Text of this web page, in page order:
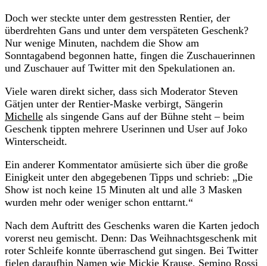
Doch wer steckte unter dem gestressten Rentier, der
überdrehten Gans und unter dem verspäteten Geschenk?
Nur wenige Minuten, nachdem die Show am
Sonntagabend begonnen hatte, fingen die Zuschauerinnen
und Zuschauer auf Twitter mit den Spekulationen an.
Viele waren direkt sicher, dass sich Moderator Steven
Gätjen unter der Rentier-Maske verbirgt, Sängerin
Michelle als singende Gans auf der Bühne steht – beim
Geschenk tippten mehrere Userinnen und User auf Joko
Winterscheidt.
Ein anderer Kommentator amüsierte sich über die große
Einigkeit unter den abgegebenen Tipps und schrieb: „Die
Show ist noch keine 15 Minuten alt und alle 3 Masken
wurden mehr oder weniger schon enttarnt.“
Nach dem Auftritt des Geschenks waren die Karten jedoch
vorerst neu gemischt. Denn: Das Weihnachtsgeschenk mit
roter Schleife konnte überraschend gut singen. Bei Twitter
fielen daraufhin Namen wie Mickie Krause, Semino Rossi